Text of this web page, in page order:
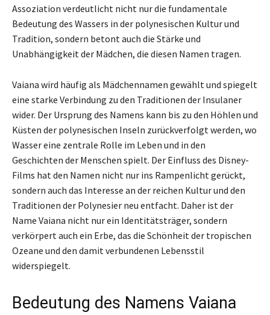
Assoziation verdeutlicht nicht nur die fundamentale
Bedeutung des Wassers in der polynesischen Kultur und
Tradition, sondern betont auch die Stärke und
Unabhängigkeit der Mädchen, die diesen Namen tragen.
Vaiana wird häufig als Mädchennamen gewählt und spiegelt
eine starke Verbindung zu den Traditionen der Insulaner
wider. Der Ursprung des Namens kann bis zu den Höhlen und
Küsten der polynesischen Inseln zurückverfolgt werden, wo
Wasser eine zentrale Rolle im Leben und in den
Geschichten der Menschen spielt. Der Einfluss des Disney-
Films hat den Namen nicht nur ins Rampenlicht gerückt,
sondern auch das Interesse an der reichen Kultur und den
Traditionen der Polynesier neu entfacht. Daher ist der
Name Vaiana nicht nur ein Identitätsträger, sondern
verkörpert auch ein Erbe, das die Schönheit der tropischen
Ozeane und den damit verbundenen Lebensstil
widerspiegelt.
Bedeutung des Namens Vaiana